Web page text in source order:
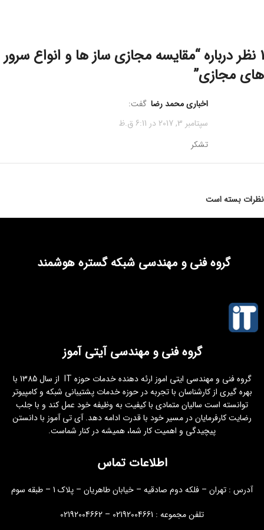
مقایسه مجازی ساز ها و انواع سرور
های مجازی”
اخباری محمد رضا گفت:
سپتامبر 3, 2017 در 6:11 ق.ظ
تشکر
نظرات بسته است
گروه فنی و مهندسی شبکه گستره هوشمند
گروه فنی و مهندسی آیتی آموز
گروه فنی و مهندسی ایتی اموز ارئه دهنده خدمات حوزه IT از سال 1385 با
بهره گیری از کارشناسان با تجربه در حوزه خدمات پشتیبانی شبکه و کامپیوتر
توانسته است سالیان متمادی با کیفیت به وظیفه خود عمل کند و با جلب
رضایت کارفرمایان در مسیر خود با قدرت ادامه دهد. آی تی آموز با دانستن
پیچیدگی و اهمیت کار شما، همیشه در کنار شماست.
اطلاعات تماس
آدرس : تهران – فلکه دوم صادقیه – خیابان طاهریان – پلاک 1 – طبقه سوم
تلفن مجموعه : 02192004661 – 02192004662